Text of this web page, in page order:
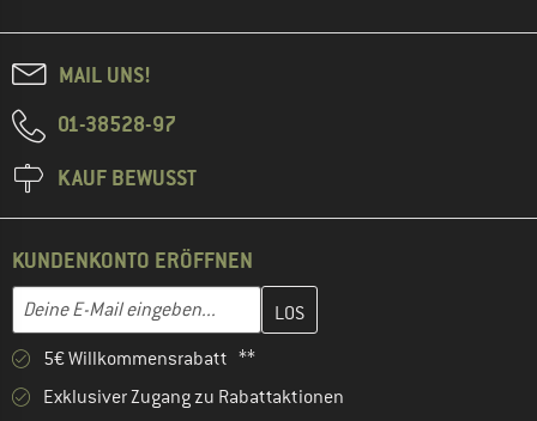
MAIL UNS!
01-38528-97
KAUF BEWUSST
KUNDENKONTO ERÖFFNEN
E-Mail-Adresse
Gib hier deine E-Mail-Adresse ein und erstelle im nächsten
5€ Willkommensrabatt **
Exklusiver Zugang zu Rabattaktionen